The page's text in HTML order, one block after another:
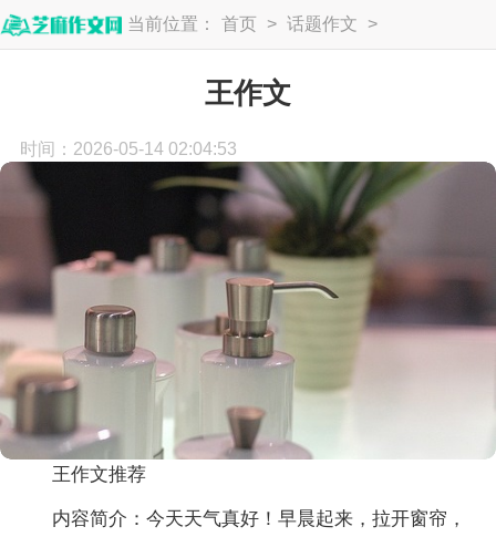
当前位置： 首页 > 话题作文 >
王作文
时间：2026-05-14 02:04:53
王作文推荐
内容简介：今天天气真好！早晨起来，拉开窗帘，